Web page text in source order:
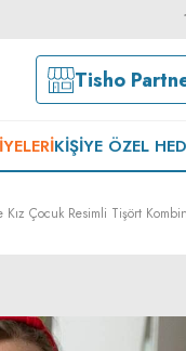
Tisho
KIŞIYE ÖZEL
Kız Çocuk Resimli Tişört